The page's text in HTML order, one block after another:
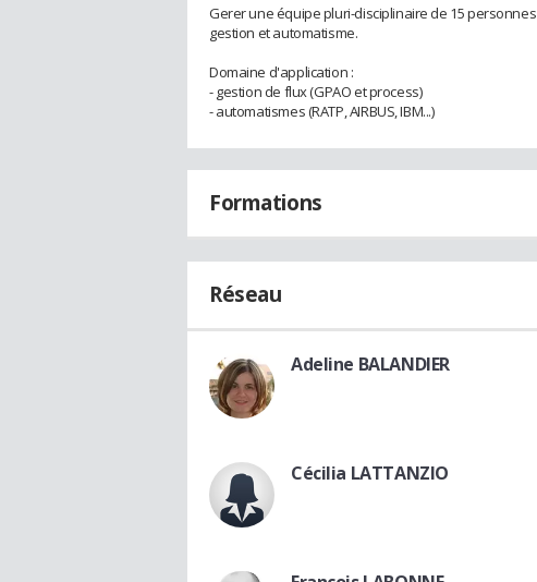
Gerer une équipe pluri-disciplinaire de 15
gestion et automatisme.
Domaine d'application :
- gestion de flux (GPAO et process)
- automatismes (RATP, AIRBUS, IBM...)
Formations
Réseau
Adeline BALANDIER
Cécilia LATTANZIO